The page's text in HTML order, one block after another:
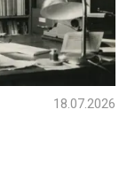
18.07.2026